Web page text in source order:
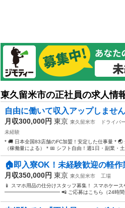
東久留米市の正社員の求人情
自由に働いて収入アップしませ
月収300,000円 東京 東久留米市
ドライバー
未経験
* 🚚 日本全国83店舗のFC加盟！安定した仕事量 *
（稼働量による） * 📅 シフト自由！週1日・副業・
🏠即入寮OK！未経験歓迎の軽作
月収350,000円 東京 東久留米市
工場
📱 スマホ用品の仕分けスタッフ募集！ スマホケ
━━━━━━━━━━━ 📲 ご応募はこちら（24時間受